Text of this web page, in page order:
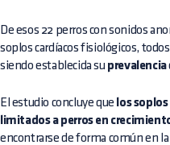
De esos 22 perros con sonidos
soplos cardíacos fisiológicos,
siendo establecida su prevalencia
El estudio concluye que los
limitados a perros en
encontrarse de forma común en